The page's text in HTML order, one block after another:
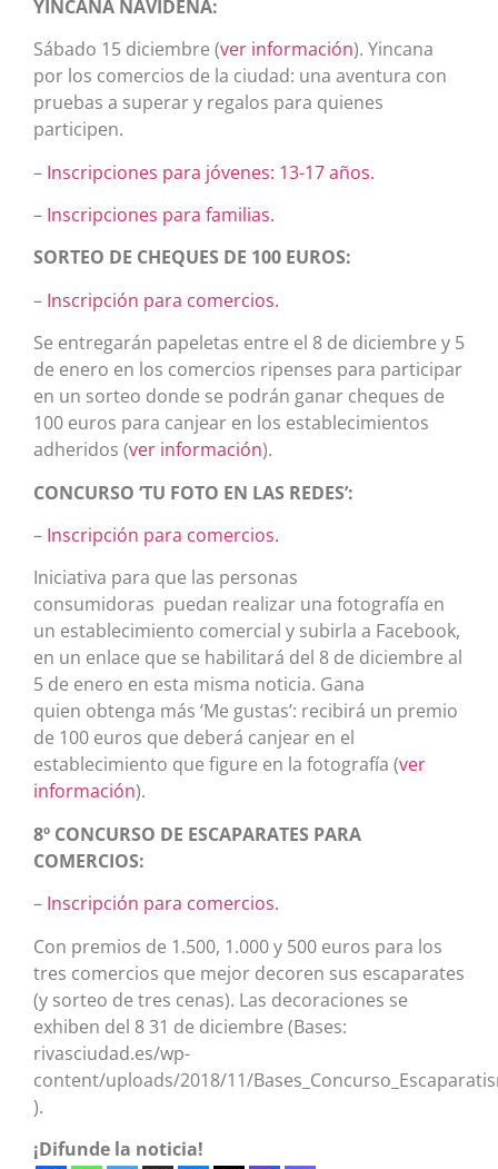
YINCANA NAVIDEÑA:
Sábado 15 diciembre (ver información). Yincana
por los comercios de la ciudad: una aventura con
pruebas a superar y regalos para quienes
participen.
– Inscripciones para jóvenes: 13-17 años.
– Inscripciones para familias.
SORTEO DE CHEQUES DE 100 EUROS:
– Inscripción para comercios.
Se entregarán papeletas entre el 8 de diciembre y 5
de enero en los comercios ripenses para participar
en un sorteo donde se podrán ganar cheques de
100 euros para canjear en los establecimientos
adheridos (ver información).
CONCURSO ‘TU FOTO EN LAS REDES’:
– Inscripción para comercios.
Iniciativa para que las personas
consumidoras puedan realizar una fotografía en
un establecimiento comercial y subirla a Facebook,
en un enlace que se habilitará del 8 de diciembre al
5 de enero en esta misma noticia. Gana
quien obtenga más ‘Me gustas’: recibirá un premio
de 100 euros que deberá canjear en el
establecimiento que figure en la fotografía (ver
información).
8º CONCURSO DE ESCAPARATES PARA
COMERCIOS:
– Inscripción para comercios.
Con premios de 1.500, 1.000 y 500 euros para los
tres comercios que mejor decoren sus escaparates
(y sorteo de tres cenas). Las decoraciones se
exhiben del 8 31 de diciembre (Bases:
rivasciudad.es/wp-
content/uploads/2018/11/
).
¡Difunde la noticia!